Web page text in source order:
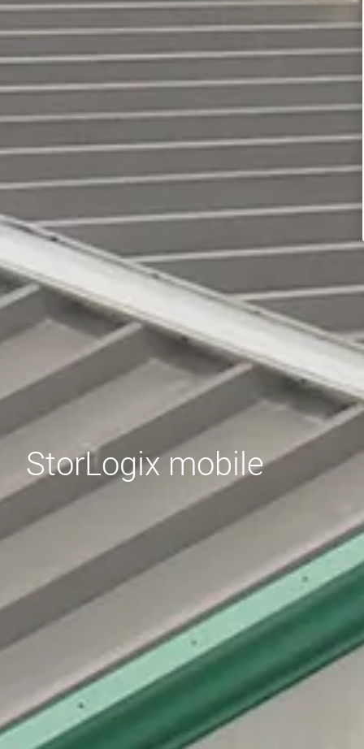
StorLogix mobile